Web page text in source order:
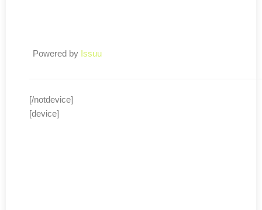
Powered by Issuu
[/notdevice]
[device]